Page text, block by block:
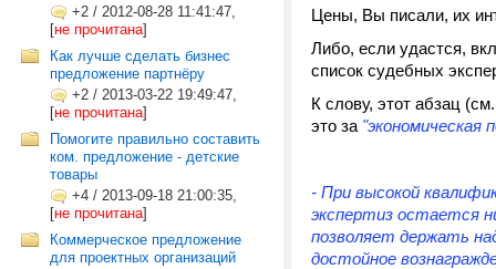
+2 / 2012-08-28 11:41:47,
[не прочитана]
Как лучше сделать бизнес
предложение партнёру
+2 / 2013-03-22 19:49:47,
[не прочитана]
Помогите правильно составить
ком. предложение - детские
товары
+4 / 2013-09-18 21:00:35,
[не прочитана]
Коммерческое предложение
для проектных организаций
Цены, Вы писали, их
Либо, если удастся,
список судебных
К слову, этот абзац
это за "экономическая
- При высокой
экспертиз остается
позволяет держать
достойное